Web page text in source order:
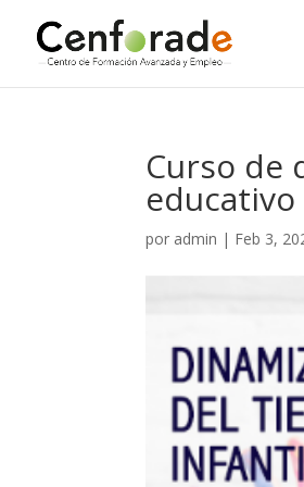
Curso de
por admin | Feb 3,